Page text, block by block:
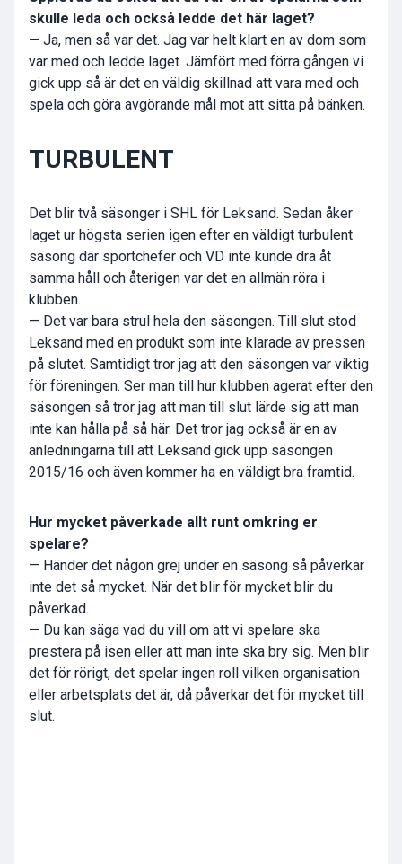
skulle leda och också ledde det här laget?
— Ja, men så var det. Jag var helt klart en av dom som
var med och ledde laget. Jämfört med förra gången vi
gick upp så är det en väldig skillnad att vara med och
spela och göra avgörande mål mot att sitta på bänken.
TURBULENT
Det blir två säsonger i SHL för Leksand. Sedan åker
laget ur högsta serien igen efter en väldigt turbulent
säsong där sportchefer och VD inte kunde dra åt
samma håll och återigen var det en allmän röra i
klubben.
— Det var bara strul hela den säsongen. Till slut stod
Leksand med en produkt som inte klarade av pressen
på slutet. Samtidigt tror jag att den säsongen var viktig
för föreningen. Ser man till hur klubben agerat efter den
säsongen så tror jag att man till slut lärde sig att man
inte kan hålla på så här. Det tror jag också är en av
anledningarna till att Leksand gick upp säsongen
2015/16 och även kommer ha en väldigt bra framtid.
Hur mycket påverkade allt runt omkring er
spelare?
— Händer det någon grej under en säsong så påverkar
inte det så mycket. När det blir för mycket blir du
påverkad.
— Du kan säga vad du vill om att vi spelare ska
prestera på isen eller att man inte ska bry sig. Men blir
det för rörigt, det spelar ingen roll vilken organisation
eller arbetsplats det är, då påverkar det för mycket till
slut.